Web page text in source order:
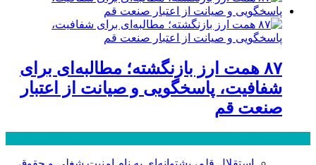
۸۷ همت ارز بازنگشته؛ مطالبه‌ای برای
شفافیت، پاسخگویی و صیانت از اعتبار
صنعت قم